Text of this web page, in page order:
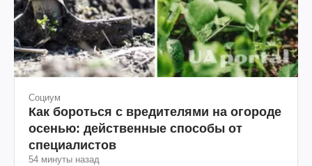
Социум
Как бороться с вредителями на огороде
осенью: действенные способы от
специалистов
54 минуты назад